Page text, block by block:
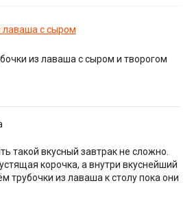
из лаваша с сыром и творогом
такой вкусный завтрак не сложно.
корочка, а внутри вкуснейший
трубочки из лаваша к столу пока они